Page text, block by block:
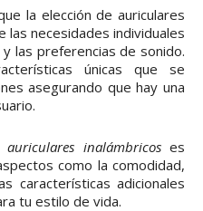
la elección de auriculares
las necesidades individuales
las preferencias de sonido.
únicas que se
asegurando que hay una
auriculares inalámbricoses
como la comodidad,
características adicionales
tu estilo de vida.